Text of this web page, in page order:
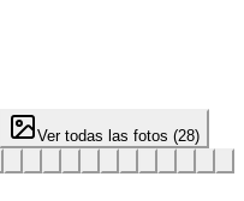
Ver todas las fotos (28)